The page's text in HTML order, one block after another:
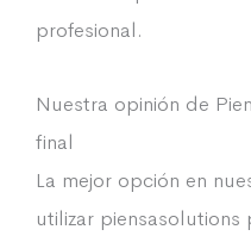
profesional.
Nuestra opinión de
final
La mejor opción en
utilizar